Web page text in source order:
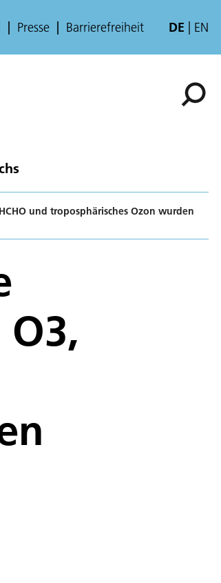
Presse Barrierefreiheit DE EN
und troposphärisches Ozon wurden